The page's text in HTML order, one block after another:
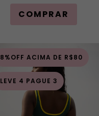
COMPRAR
8%OFF ACIMA DE R$80
LEVE 4 PAGUE 3